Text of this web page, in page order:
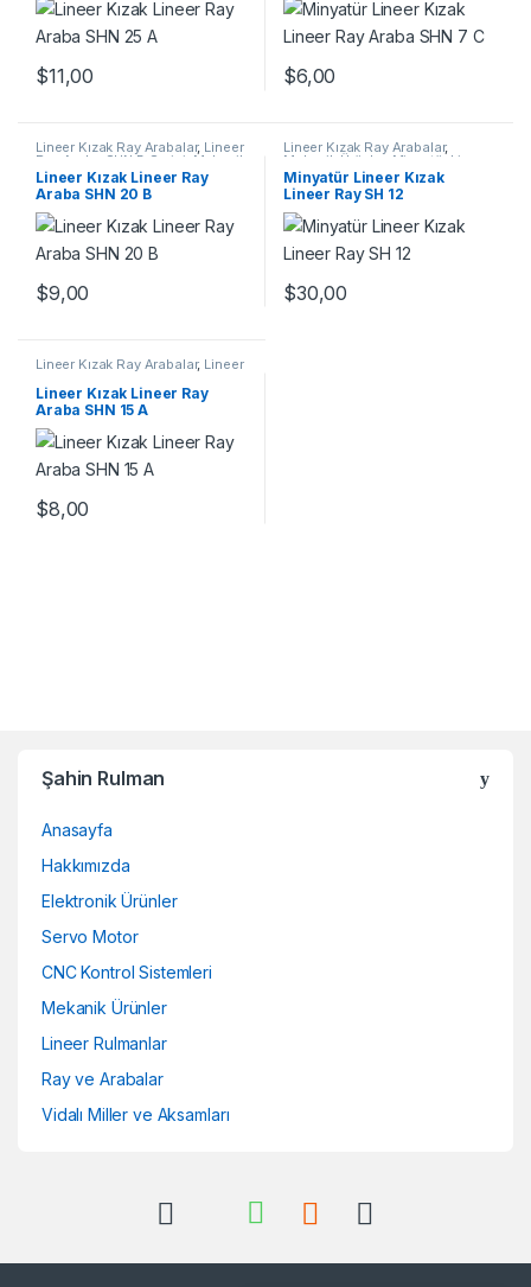
$11,00 $6,00
Lineer Kızak Ray Arabalar, Lineer
Ray Araba SHN B Serisi Mekanik
Ürünler
Lineer Kızak Lineer Ray
Araba SHN 20 B
$9,00
Lineer Kızak Ray Arabalar,
Mekanik Ürünler Minyatür Lineer
Kızak Lineer Ray SH Serisi
Minyatür Lineer Kızak
Lineer Ray SH 12
$30,00
Lineer Kızak Ray Arabalar, Lineer
Ray Araba SHN A Serisi Mekanik
Ürünler, Ray ve Arabalar
Lineer Kızak Lineer Ray
Araba SHN 15 A
$8,00
Şahin Rulman
Anasayfa
Hakkımızda
Elektronik Ürünler
Servo Motor
CNC Kontrol Sistemleri
Mekanik Ürünler
Lineer Rulmanlar
Ray ve Arabalar
Vidalı Miller ve Aksamları